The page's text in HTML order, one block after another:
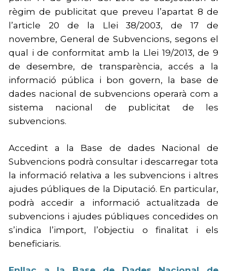
règim de publicitat que preveu l’apartat 8 de
l’article 20 de la Llei 38/2003, de 17 de
novembre, General de Subvencions, segons el
qual i de conformitat amb la Llei 19/2013, de 9
de desembre, de transparència, accés a la
informació pública i bon govern, la base de
dades nacional de subvencions operarà com a
sistema nacional de publicitat de les
subvencions.
Accedint a la Base de dades Nacional de
Subvencions podrà consultar i descarregar tota
la informació relativa a les subvencions i altres
ajudes públiques de la Diputació. En particular,
podrà accedir a informació actualitzada de
subvencions i ajudes públiques concedides on
s’indica l’import, l’objectiu o finalitat i els
beneficiaris.